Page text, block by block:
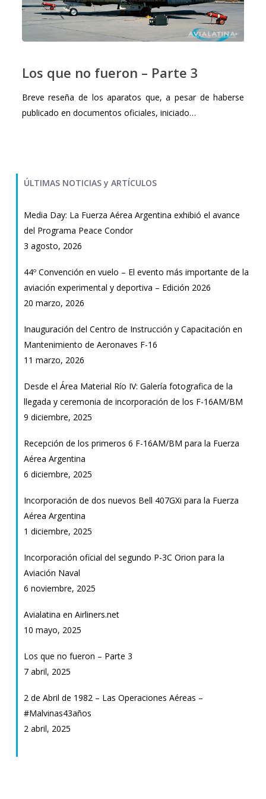
no
fueron
–
Los que no fueron – Parte 3
Breve reseña de los aparatos que, a pesar de haberse
publicado en documentos oficiales, iniciado…
ÚLTIMAS NOTICIAS y ARTÍCULOS
Media Day: La Fuerza Aérea Argentina exhibió el avance
del Programa Peace Condor
3 agosto, 2026
44º Convención en vuelo – El evento más importante de la
aviación experimental y deportiva – Edición 2026
20 marzo, 2026
Inauguración del Centro de Instrucción y Capacitación en
Mantenimiento de Aeronaves F-16
11 marzo, 2026
Desde el Área Material Río IV: Galería fotografica de la
llegada y ceremonia de incorporación de los F-16AM/BM
9 diciembre, 2025
Recepción de los primeros 6 F-16AM/BM para la Fuerza
Aérea Argentina
6 diciembre, 2025
Incorporación de dos nuevos Bell 407GXi para la Fuerza
Aérea Argentina
1 diciembre, 2025
Incorporación oficial del segundo P-3C Orion para la
Aviación Naval
6 noviembre, 2025
Avialatina en Airliners.net
10 mayo, 2025
Los que no fueron – Parte 3
7 abril, 2025
2 de Abril de 1982 – Las Operaciones Aéreas –
#Malvinas43años
2 abril, 2025